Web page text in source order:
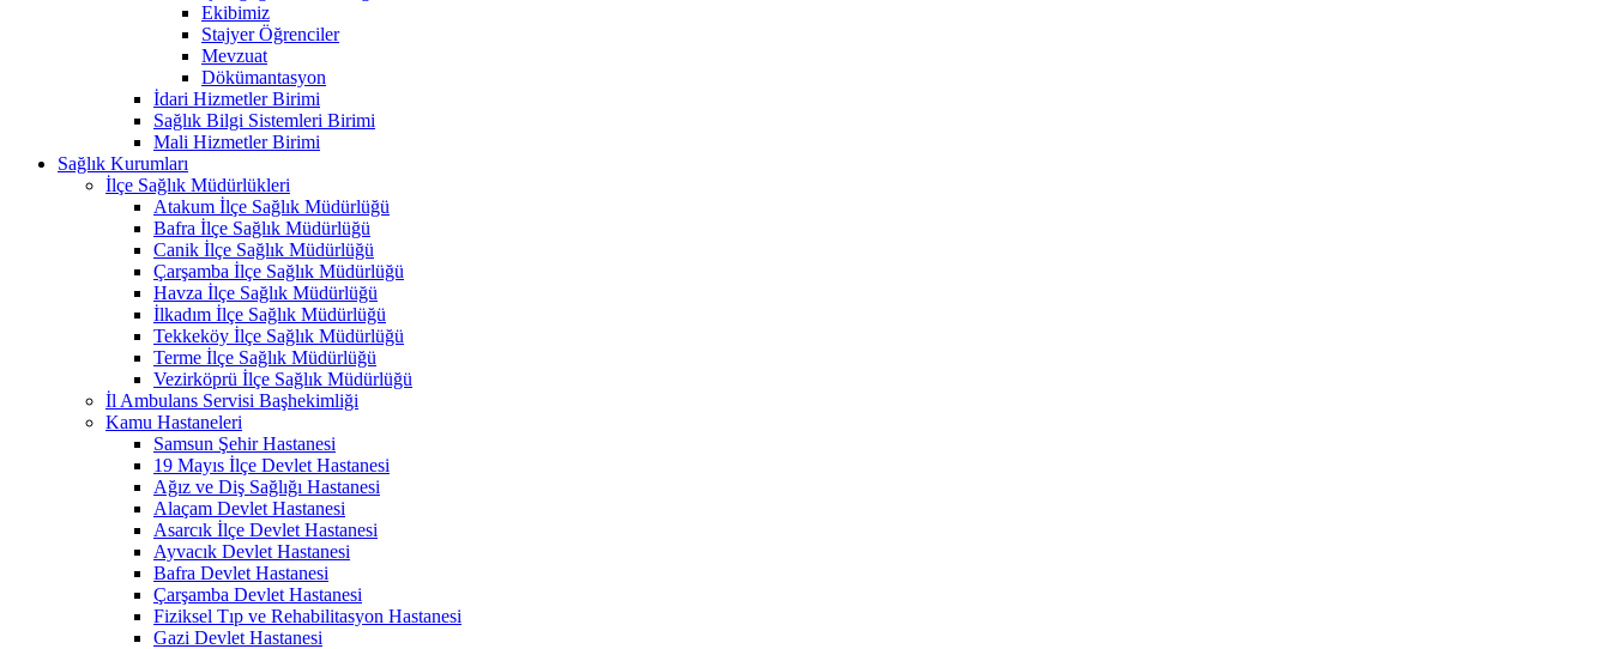
Ekibimiz
Stajyer Öğrenciler
Mevzuat
Dökümantasyon
İdari Hizmetler Birimi
Sağlık Bilgi Sistemleri Birimi
Mali Hizmetler Birimi
Sağlık Kurumları
İlçe Sağlık Müdürlükleri
Atakum İlçe Sağlık Müdürlüğü
Bafra İlçe Sağlık Müdürlüğü
Canik İlçe Sağlık Müdürlüğü
Çarşamba İlçe Sağlık Müdürlüğü
Havza İlçe Sağlık Müdürlüğü
İlkadım İlçe Sağlık Müdürlüğü
Tekkeköy İlçe Sağlık Müdürlüğü
Terme İlçe Sağlık Müdürlüğü
Vezirköprü İlçe Sağlık Müdürlüğü
İl Ambulans Servisi Başhekimliği
Kamu Hastaneleri
Samsun Şehir Hastanesi
19 Mayıs İlçe Devlet Hastanesi
Ağız ve Diş Sağlığı Hastanesi
Alaçam Devlet Hastanesi
Asarcık İlçe Devlet Hastanesi
Ayvacık Devlet Hastanesi
Bafra Devlet Hastanesi
Çarşamba Devlet Hastanesi
Fiziksel Tıp ve Rehabilitasyon Hastanesi
Gazi Devlet Hastanesi